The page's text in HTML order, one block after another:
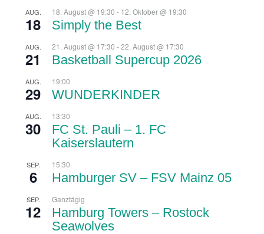
AUG.
18
18. August @ 19:30 - 12. Oktober @ 19:30
Simply the Best
AUG.
21
21. August @ 17:30 -22. August @ 17:30
Basketball Supercup 2026
AUG.
29
19:00
WUNDERKINDER
AUG.
30
13:30
FC St. Pauli – 1. FC
Kaiserslautern
SEP.
6
15:30
Hamburger SV – FSV Mainz 05
SEP.
12
Ganztägig
Hamburg Towers – Rostock
Seawolves